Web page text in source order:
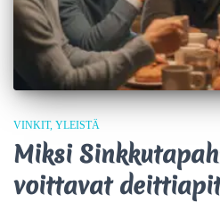
VINKIT YLEISTÄ
Miksi
voittavat